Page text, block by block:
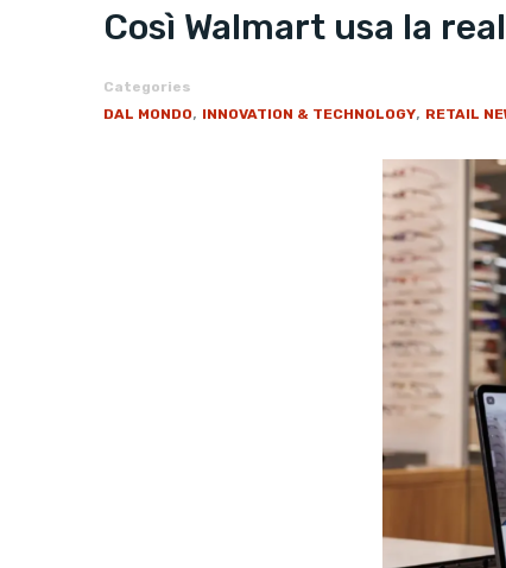
Così Walmart usa la
Categories
DAL MONDO, INNOVATION & TECHNOLOGY, RETAIL